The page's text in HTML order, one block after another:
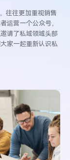
往往更加重视销售
运营一个公众号，
请了私域领域头部
家一起重新认识私